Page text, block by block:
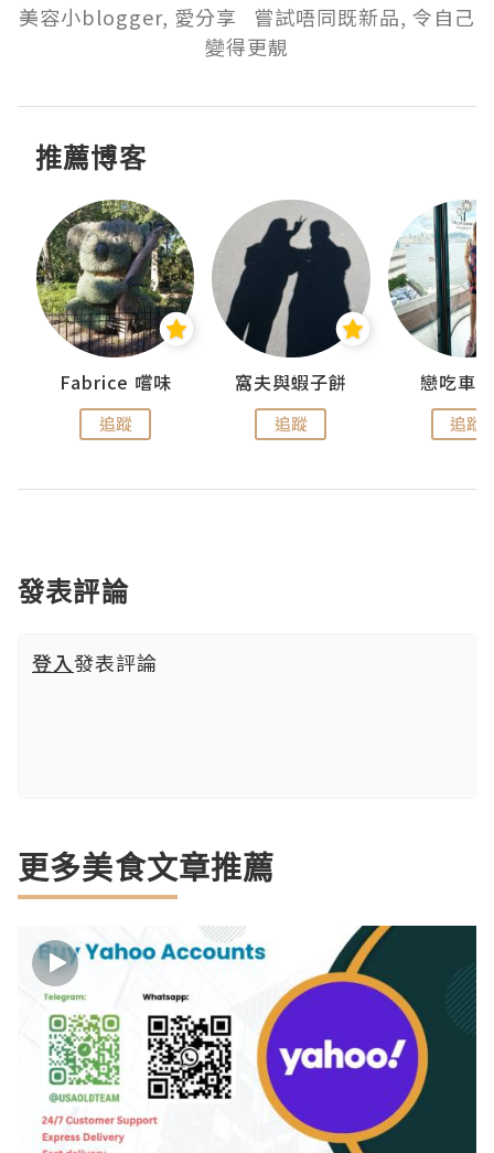
美容小blogger, 愛分享   嘗試唔同既新品, 令自己
變得更靚
推薦博客
Fabrice 嚐味
追蹤
窩夫與蝦子餅
追蹤
戀吃車
追蹤
發表評論
登入發表評論
更多美食文章推薦